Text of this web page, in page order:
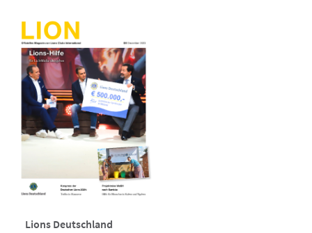
Lions Deutschland